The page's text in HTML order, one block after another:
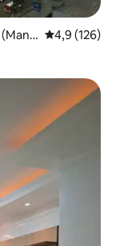
4,9 de uma
4,9 (126)